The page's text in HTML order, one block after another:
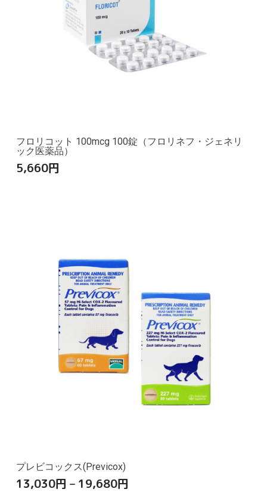
フロリコット 100mcg 100錠（フロリネフ・ジェネリ
ック医薬品）
5,660円
プレビコックス(Previcox)
13,030円 – 19,680円